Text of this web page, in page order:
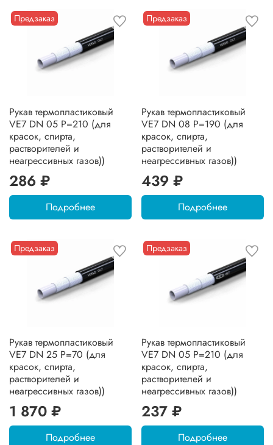
Предзаказ
Рукав термопластиковый
VE7 DN 05 P=210 (для
красок, спирта,
растворителей и
неагрессивных газов))
286 ₽
Подробнее
Предзаказ
Рукав термопластиковый
VE7 DN 08 P=190 (для
красок, спирта,
растворителей и
неагрессивных газов))
439 ₽
Подробнее
Предзаказ
Рукав термопластиковый
VE7 DN 25 P=70 (для
красок, спирта,
растворителей и
неагрессивных газов))
1 870 ₽
Подробнее
Предзаказ
Рукав термопластиковый
VE7 DN 05 P=210 (для
красок, спирта,
растворителей и
неагрессивных газов))
237 ₽
Подробнее